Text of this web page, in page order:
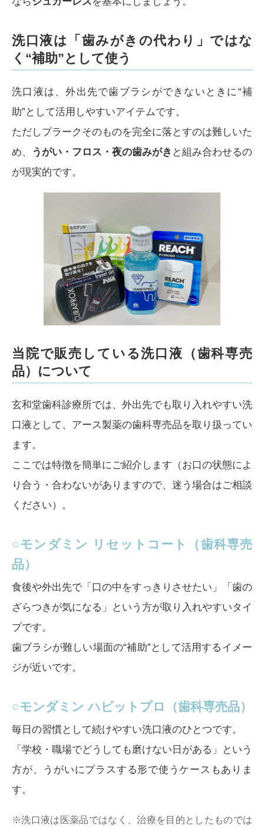
洗口液は「歯みがきの代わり」ではな
く“補助”として使う
洗口液は、外出先で歯ブラシができないときに“補
助”として活用しやすいアイテムです。
ただしプラークそのものを完全に落とすのは難しいた
め、
うがい・フロス・夜の歯みがき と組み合わせるの
が現実的です。
当院で販売している洗口液（歯科専売
品）について
玄和堂歯科診療所では、外出先でも取り入れやすい洗
口液として、アース製薬の歯科専売品を取り扱ってい
ます。
ここでは特徴を簡単にご紹介します（お口の状態によ
り合う・合わないがありますので、迷う場合はご相談
ください）。
○モンダミン リセットコート（歯科専売
品）
食後や外出先で「口の中をすっきりさせたい」「歯の
ざらつきが気になる」という方が取り入れやすいタイ
プです。
歯ブラシが難しい場面の“補助”として活用するイメー
ジが近いです。
○モンダミン ハビットプロ（歯科専売品）
毎日の習慣として続けやすい洗口液のひとつです。
「学校・職場でどうしても磨けない日がある」という
方が、うがいにプラスする形で使うケースもありま
す。
※洗口液は医薬品ではなく、治療を目的としたものでは